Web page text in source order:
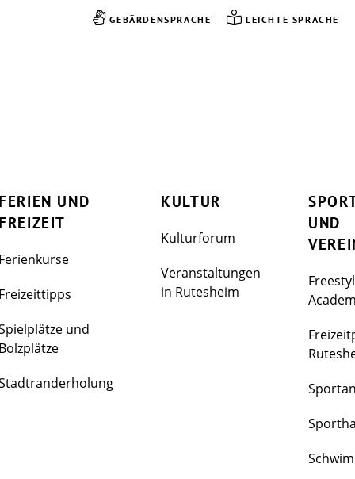
GEBÄRDENSPRACHE LEICHTE SPRACHE
FERIEN UND
FREIZEIT
Ferienkurse
Freizeittipps
und
Bolzplätze
KULTUR
Kulturforum
Veranstaltungen
in Rutesheim
UND